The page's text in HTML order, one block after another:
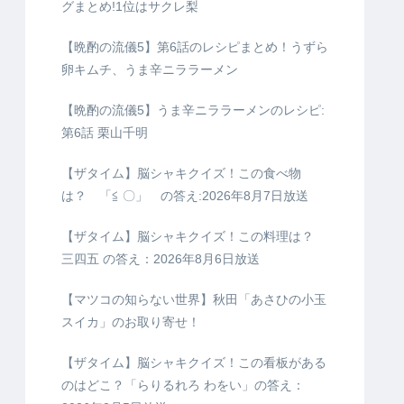
グまとめ!1位はサクレ梨
【晩酌の流儀5】第6話のレシピまとめ！うずら
卵キムチ、うま辛ニララーメン
【晩酌の流儀5】うま辛ニララーメンのレシピ:
第6話 栗山千明
【ザタイム】脳シャキクイズ！この食べ物
は？ 「≦ 〇」 の答え:2026年8月7日放送
【ザタイム】脳シャキクイズ！この料理は？
三四五 の答え：2026年8月6日放送
【マツコの知らない世界】秋田「あさひの小玉
スイカ」のお取り寄せ！
【ザタイム】脳シャキクイズ！この看板がある
のはどこ？「らりるれろ わをい」の答え：